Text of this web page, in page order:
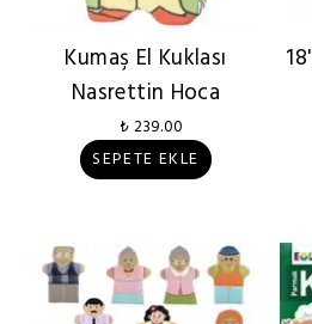
Kumaş El Kuklası
Nasrettin Hoca
₺ 239.00
SEPETE EKLE